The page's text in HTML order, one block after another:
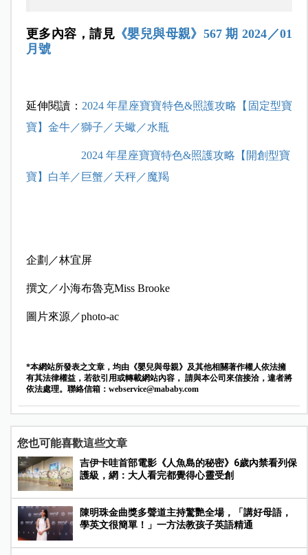
更多內容，請見《嬰兒與母親》567 期 2024／01
月號
延伸閱讀： 2024 年星座寶寶特色&照護攻略【固定型寶
寶】金牛／獅子／天蠍／水瓶
2024 年星座寶寶特色&照護攻略【開創型寶
寶】白羊／巨蟹／天秤／魔羯
企劃／林宜屏
撰文／小海布魯克Miss Brooke
圖片來源／photo-ac
*本網站所發表之文章，均由《嬰兒與母親》及其他相關著作權人依法擁
有其法律權益，若欲引用或轉載網站內容， 請與本公司來信接洽，違者將
依法處理。聯絡信箱： webservice@mababy.com
您也可能喜歡這些文章
吉伊卡哇首部電影《人魚島的秘密》6歲內禁看列保
護級，網：大人看完都覺得心靈受創
陳明珠金曲獎多聲道主持驚艷全場，「講好母語，
學英文很簡單！」一方法教孩子英語精通